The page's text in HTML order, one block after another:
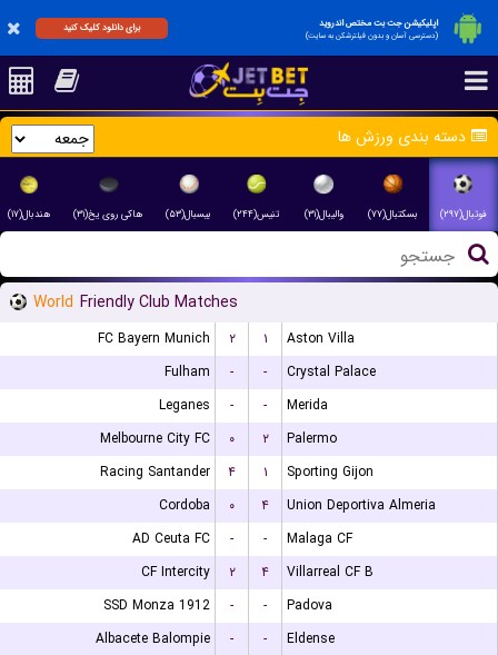
اپلیکیشن جت بت مختص اندروید
(دسترسی آسان و بدون فیلترشکن به سایت)
برای دانلود کلیک کنید
دسته بندی ورزش ها
فوتبال(۲۹۷) بسکتبال(۷۷) والیبال(۳۱) تنیس(۲۴۴) بیسبال(۵۳) هاکی روی یخ(۳۱) هندبال(۱۷)
World Friendly Club Matches
FC Bayern Munich ۲ ۱
Aston Villa
Fulham
- -
Crystal Palace
Leganes
- -
Merida
Melbourne City FC
۰ ۲
Palermo
Racing Santander
۴ ۱
Sporting Gijon
Cordoba
۰ ۴
Union Deportiva Almeria
AD Ceuta FC
- -
Malaga CF
CF Intercity
۲ ۴
Villarreal CF B
SSD Monza 1912
- -
Padova
Albacete Balompie
- -
Eldense